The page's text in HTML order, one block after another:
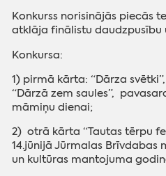
Konkurss norisinājās piecās
atklāja finālistu daudzpusību
Konkursa:
1) pirmā kārta: “Dārza
“Dārzā zem saules”,
māmiņu dienai;
2) otrā kārta “Tautas tērpu
14.jūnijā Jūrmalas Brīvdabas
un kultūras mantojuma